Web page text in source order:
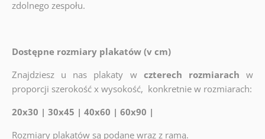
zdolnego zespołu.
Dostępne rozmiary plakatów (v cm)
Znajdziesz u nas plakaty w czterech rozmiarach
w
proporcji szerokość x wysokość, konkretnie w rozmiarach:
20x30 | 30x45 | 40x60 | 60x90 |
Rozmiary plakatów są podane wraz z ramą.